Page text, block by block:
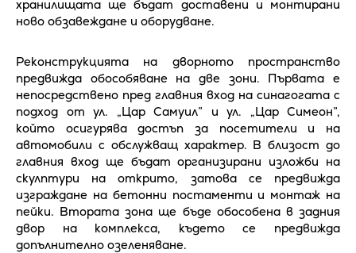
хранилищата ще бъдат доставени и монтирани
ново обзавеждане и оборудване.
Реконструкцията на дворното пространство
предвижда обособяване на две зони. Първата е
непосредствено пред главния вход на синагогата с
подход от ул. „Цар Самуил” и ул. „Цар Симеон”,
който осигурява достъп за посетители и на
автомобили с обслужващ характер. В близост до
главния вход ще бъдат организирани изложби на
скулптури на открито, затова се предвижда
изграждане на бетонни постаменти и монтаж на
пейки. Втората зона ще бъде обособена в задния
двор на комплекса, където се предвижда
допълнително озеленяване.